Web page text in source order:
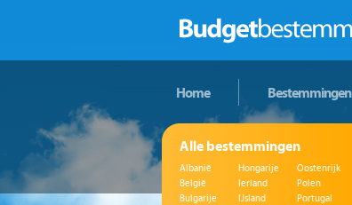
Home Bestemmingen
Alle bestemmingen
Albanië
België
Bulgarije
Hongarije
Ierland
IJsland
Oostenrijk
Polen
Portugal